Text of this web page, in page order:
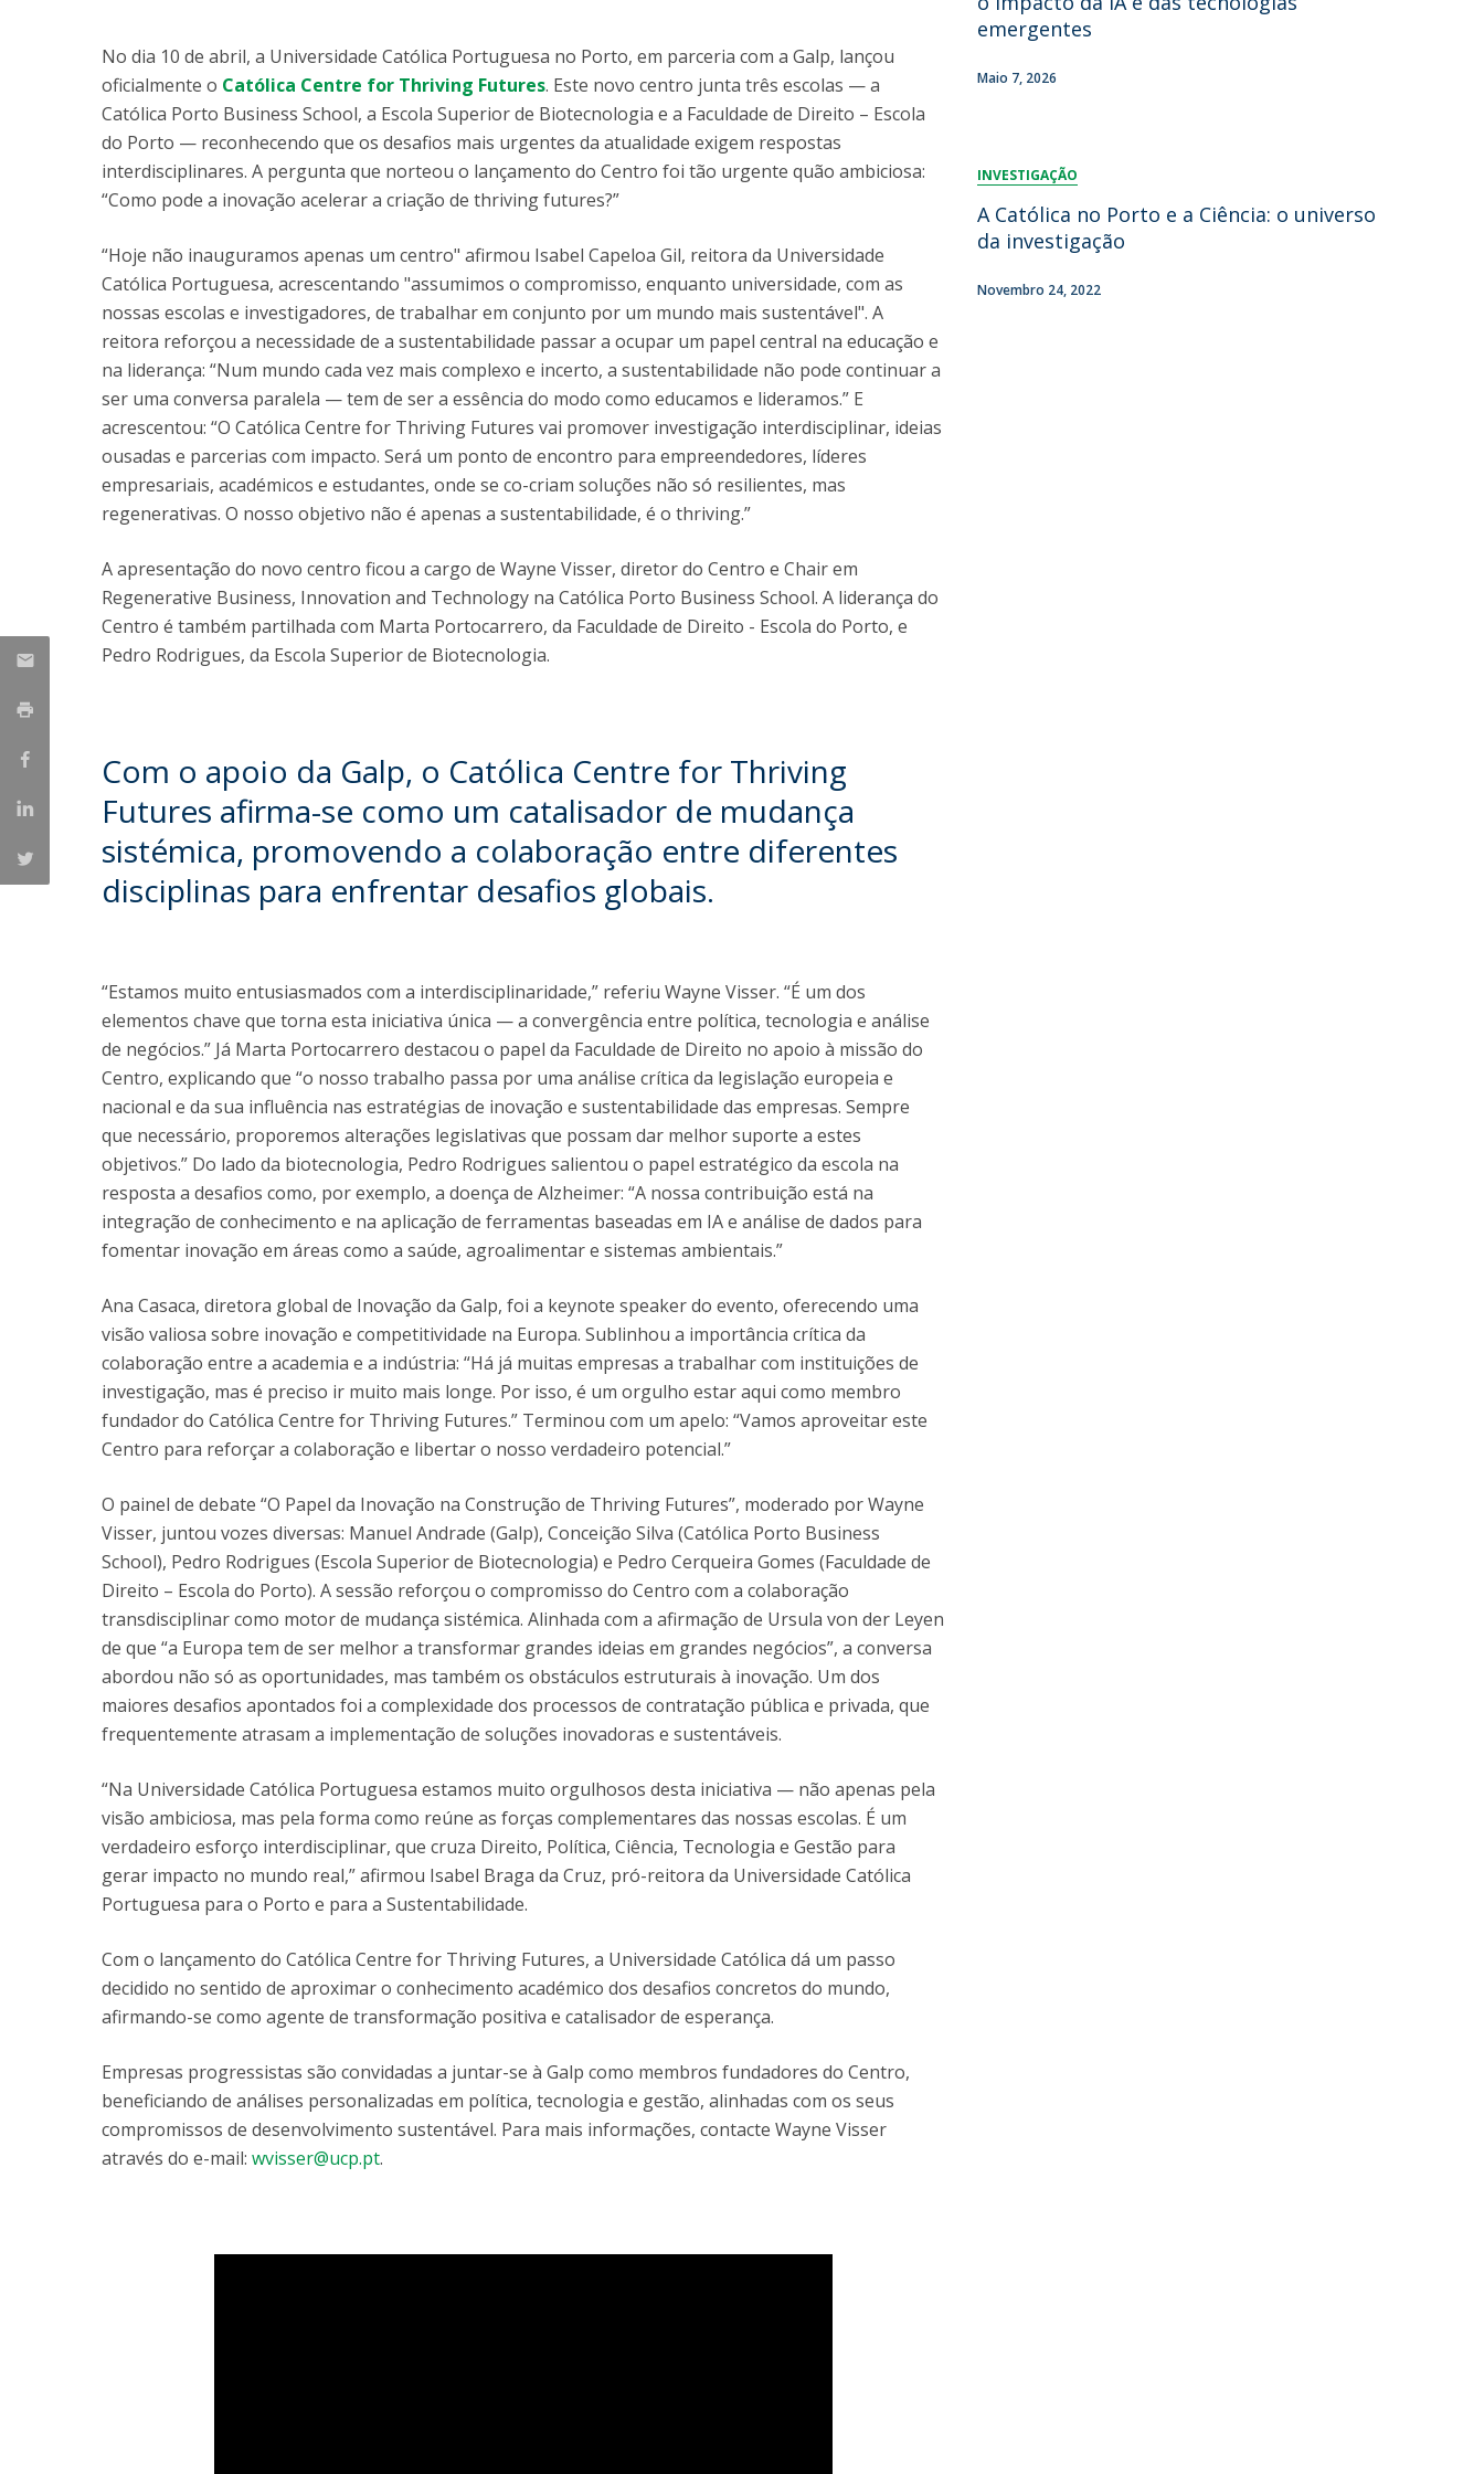
Doutoramentos
Pós-Graduações
Formação Avançada
O que dizem sobre a ESB
Candidaturas
Clube de Inovação e Conhecimento
Bio & Tec: Cientista por um dia
Conferências em Biotecnologia
Tertúlias na Biotecnologia
Jornadas de Biotecnologia
Laboratório Nacional de Referência para Materiais &
Embalagens
e Embalagens
No dia 10 de abril, a Universidade Católica Portuguesa no Porto, em parceria com a Galp, lançou
oficialmente o Católica Centre for Thriving Futures. Este novo centro junta três escolas — a
Católica Porto Business School, a Escola Superior de Biotecnologia e a Faculdade de Direito – Escola
do Porto — reconhecendo que os desafios mais urgentes da atualidade exigem respostas
interdisciplinares. A pergunta que norteou o lançamento do Centro foi tão urgente quão ambiciosa:
“Como pode a inovação acelerar a criação de thriving futures?”
“Hoje não inauguramos apenas um centro" afirmou Isabel Capeloa Gil, reitora da Universidade
Católica Portuguesa, acrescentando "assumimos o compromisso, enquanto universidade, com as
nossas escolas e investigadores, de trabalhar em conjunto por um mundo mais sustentável". A
reitora reforçou a necessidade de a sustentabilidade passar a ocupar um papel central na educação e
na liderança: “Num mundo cada vez mais complexo e incerto, a sustentabilidade não pode continuar a
ser uma conversa paralela — tem de ser a essência do modo como educamos e lideramos.” E
acrescentou: “O Católica Centre for Thriving Futures vai promover investigação interdisciplinar, ideias
ousadas e parcerias com impacto. Será um ponto de encontro para empreendedores, líderes
empresariais, académicos e estudantes, onde se co-criam soluções não só resilientes, mas
regenerativas. O nosso objetivo não é apenas a sustentabilidade, é o thriving.”
A apresentação do novo centro ficou a cargo de Wayne Visser, diretor do Centro e Chair em
Regenerative Business, Innovation and Technology na Católica Porto Business School. A liderança do
Centro é também partilhada com Marta Portocarrero, da Faculdade de Direito - Escola do Porto, e
Pedro Rodrigues, da Escola Superior de Biotecnologia.
Com o apoio da Galp, o Católica Centre for Thriving
Futures afirma-se como um catalisador de mudança
sistémica, promovendo a colaboração entre diferentes
disciplinas para enfrentar desafios globais.
“Estamos muito entusiasmados com a interdisciplinaridade,” referiu Wayne Visser. “É um dos
elementos chave que torna esta iniciativa única — a convergência entre política, tecnologia e análise
de negócios.” Já Marta Portocarrero destacou o papel da Faculdade de Direito no apoio à missão do
Centro, explicando que “o nosso trabalho passa por uma análise crítica da legislação europeia e
nacional e da sua influência nas estratégias de inovação e sustentabilidade das empresas. Sempre
que necessário, proporemos alterações legislativas que possam dar melhor suporte a estes
objetivos.” Do lado da biotecnologia, Pedro Rodrigues salientou o papel estratégico da escola na
resposta a desafios como, por exemplo, a doença de Alzheimer: “A nossa contribuição está na
integração de conhecimento e na aplicação de ferramentas baseadas em IA e análise de dados para
fomentar inovação em áreas como a saúde, agroalimentar e sistemas ambientais.”
Ana Casaca, diretora global de Inovação da Galp, foi a keynote speaker do evento, oferecendo uma
visão valiosa sobre inovação e competitividade na Europa. Sublinhou a importância crítica da
colaboração entre a academia e a indústria: “Há já muitas empresas a trabalhar com instituições de
investigação, mas é preciso ir muito mais longe. Por isso, é um orgulho estar aqui como membro
fundador do Católica Centre for Thriving Futures.” Terminou com um apelo: “Vamos aproveitar este
Centro para reforçar a colaboração e libertar o nosso verdadeiro potencial.”
O painel de debate “O Papel da Inovação na Construção de Thriving Futures”, moderado por Wayne
Visser, juntou vozes diversas: Manuel Andrade (Galp), Conceição Silva (Católica Porto Business
School), Pedro Rodrigues (Escola Superior de Biotecnologia) e Pedro Cerqueira Gomes (Faculdade de
Direito – Escola do Porto). A sessão reforçou o compromisso do Centro com a colaboração
transdisciplinar como motor de mudança sistémica. Alinhada com a afirmação de Ursula von der Leyen
de que “a Europa tem de ser melhor a transformar grandes ideias em grandes negócios”, a conversa
abordou não só as oportunidades, mas também os obstáculos estruturais à inovação. Um dos
maiores desafios apontados foi a complexidade dos processos de contratação pública e privada, que
frequentemente atrasam a implementação de soluções inovadoras e sustentáveis.
“Na Universidade Católica Portuguesa estamos muito orgulhosos desta iniciativa — não apenas pela
visão ambiciosa, mas pela forma como reúne as forças complementares das nossas escolas. É um
verdadeiro esforço interdisciplinar, que cruza Direito, Política, Ciência, Tecnologia e Gestão para
gerar impacto no mundo real,” afirmou Isabel Braga da Cruz, pró-reitora da Universidade Católica
Portuguesa para o Porto e para a Sustentabilidade.
Com o lançamento do Católica Centre for Thriving Futures, a Universidade Católica dá um passo
decidido no sentido de aproximar o conhecimento académico dos desafios concretos do mundo,
afirmando-se como agente de transformação positiva e catalisador de esperança.
Empresas progressistas são convidadas a juntar-se à Galp como membros fundadores do Centro,
beneficiando de análises personalizadas em política, tecnologia e gestão, alinhadas com os seus
compromissos de desenvolvimento sustentável. Para mais informações, contacte Wayne Visser
através do e-mail: wvisser@ucp.pt.
emergentes
Maio 7, 2026
INVESTIGAÇÃO
A Católica no Porto e a Ciência: o universo
da investigação
Novembro 24, 2022